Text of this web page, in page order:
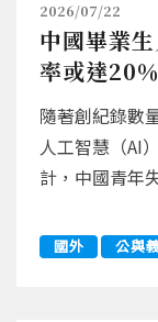
2026/07/22
中國畢業
率或達20％
隨著創紀錄數
人工智慧（AI
計，中國青年
國外 公與